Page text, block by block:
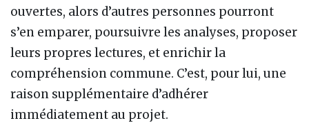
ouvertes, alors d’autres personnes pourront
s’en emparer, poursuivre les analyses, proposer
leurs propres lectures, et enrichir la
compréhension commune. C’est, pour lui, une
raison supplémentaire d’adhérer
immédiatement au projet.